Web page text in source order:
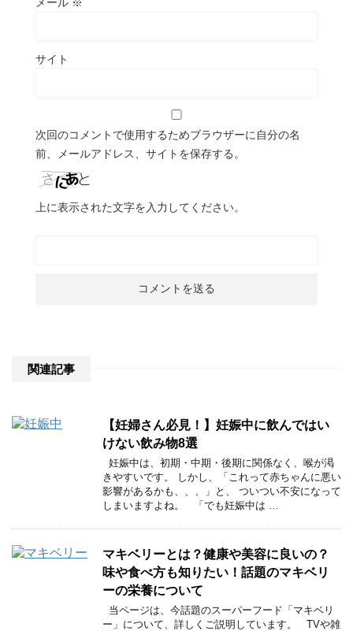
サイト
次回のコメントで使用するためブラウザーに自分の名
前、メールアドレス、サイトを保存する。
上に表示された文字を入力してください。
関連記事
【妊婦さん必見！】妊娠中に飲んではい
けない飲み物8選
妊娠中は、初期・中期・後期に関係なく、喉が渇
きやすいです。 しかし、「これって赤ちゃんに悪い
影響があるかも、、、」と、 ついつい不安になって
しまいますよね。 「でも妊娠中は …
マキベリーとは？健康や美容に良いの？
味や食べ方も知りたい！話題のマキベリ
ーの栄養について
当ページは、今話題のスーパーフード「マキベリ
ー」について、詳しくご説明しています。 TVや雑